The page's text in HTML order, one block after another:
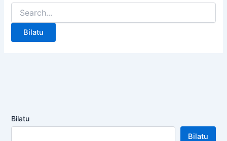
Search
for:
Bilatu
Bilatu